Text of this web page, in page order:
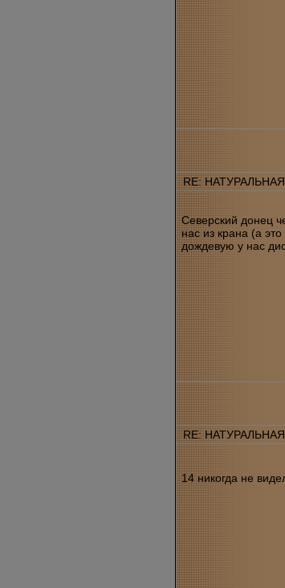
RE:
Северский донец
нас из крана (а
дождевую у нас
RE:
14 никогда не